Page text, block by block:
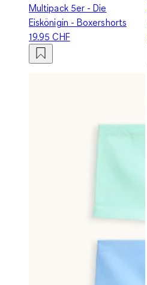
Multipack 5er - Die
Eiskönigin - Boxershorts
19.95 CHF